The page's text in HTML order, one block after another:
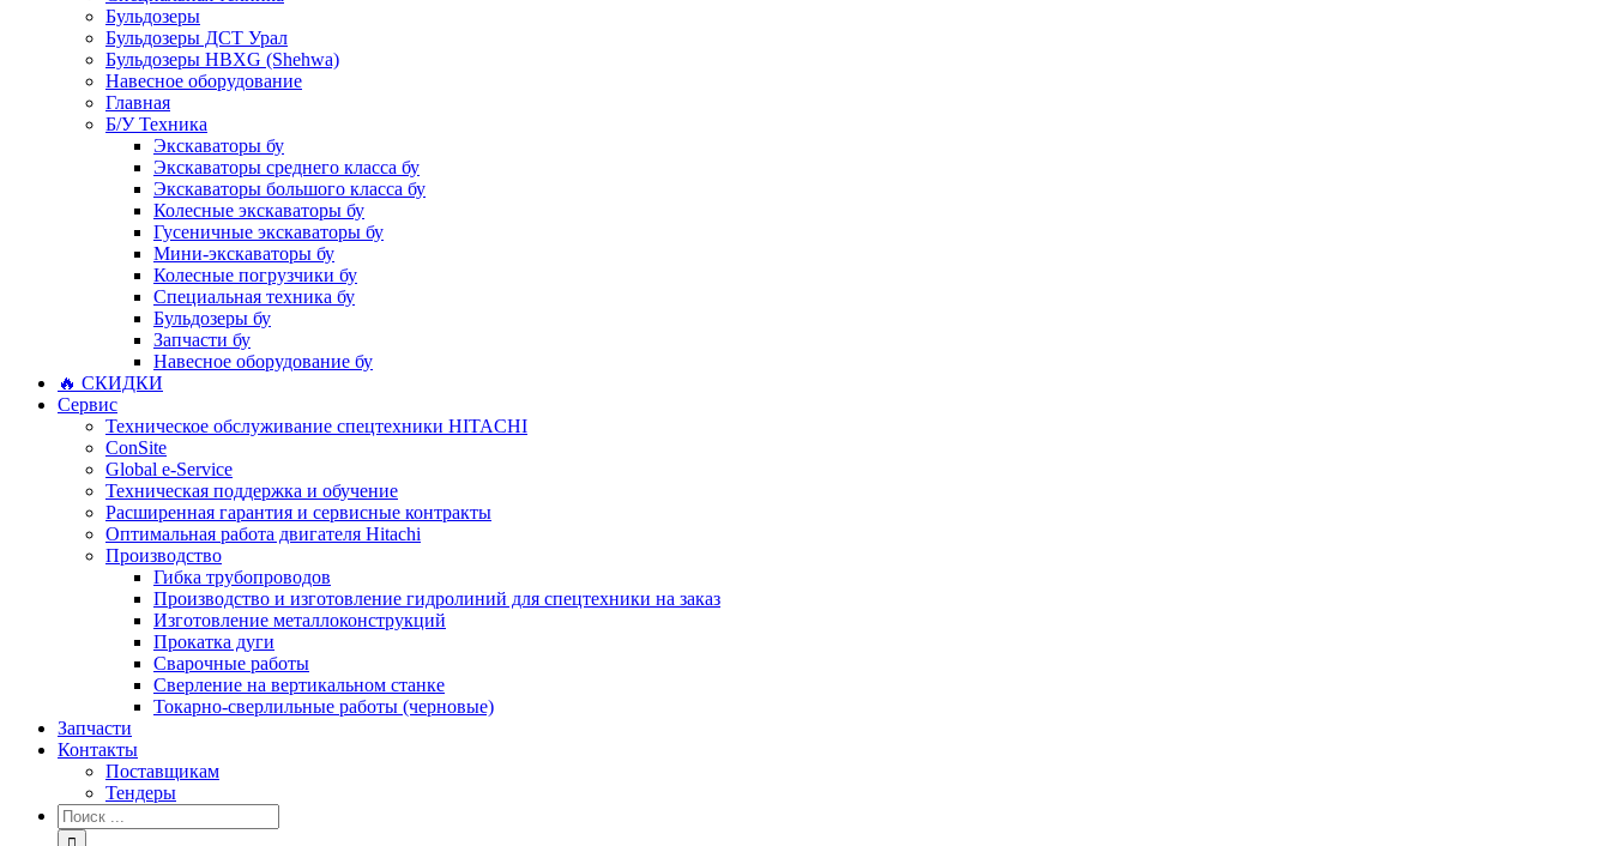
Бульдозеры
Бульдозеры ДСТ Урал
Бульдозеры HBXG (Shehwa)
Навесное оборудование
Главная
Б/У Техника
Экскаваторы бу
Экскаваторы среднего класса бу
Экскаваторы большого класса бу
Колесные экскаваторы бу
Гусеничные экскаваторы бу
Мини-экскаваторы бу
Колесные погрузчики бу
Специальная техника бу
Бульдозеры бу
Запчасти бу
Навесное оборудование бу
🔥 СКИДКИ
Сервис
Техническое обслуживание спецтехники HITACHI
ConSite
Global e-Service
Техническая поддержка и обучение
Расширенная гарантия и сервисные контракты
Оптимальная работа двигателя Hitachi
Производство
Гибка трубопроводов
Производство и изготовление гидролиний для спецтехники на заказ
Изготовление металлоконструкций
Прокатка дуги
Сварочные работы
Сверление на вертикальном станке
Токарно-сверлильные работы (черновые)
Запчасти
Контакты
Поставщикам
Тендеры
Результат
поиска: